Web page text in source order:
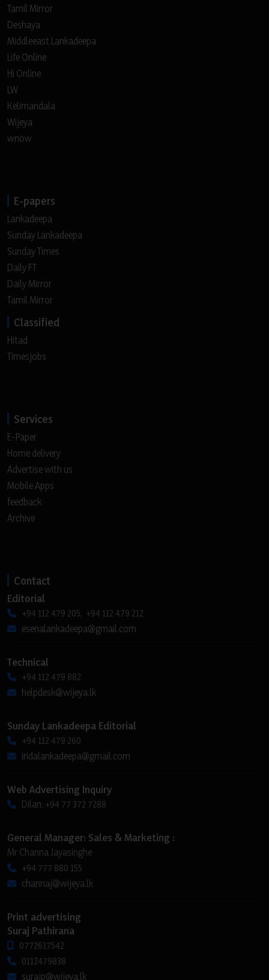
Tamil Mirror
Deshaya
Middleeast Lankadeepa
Life Online
Hi Online
LW
Kelimandala
Wijeya
wnow
E-papers
Lankadeepa
Sunday Lankadeepa
Sunday Times
Daily FT
Daily Mirror
Tamil Mirror
Classified
Hitad
Timesjobs
Services
E-Paper
Home delivery
Advertise with us
Mobile Apps
feedback
Archive
Contact
Editorial
+94 112 479 205, +94 112 479 212
esenalankadeepa@gmail.com
Technical
+94 112 479 882
helpdesk@wijeya.lk
Sunday Lankadeepa Editorial
+94 112 479 260
iridalankadeepa@gmail.com
Web Advertising Inquiry
Dilan: +94 77 372 7288
General Manager: Sales & Marketing :
Mr Channa Jayasinghe
+94 777 880 155
channaj@wijeya.lk
Print advertising
Suraj Pathirana
0772617542
0112479838
surajp@wijeya.lk